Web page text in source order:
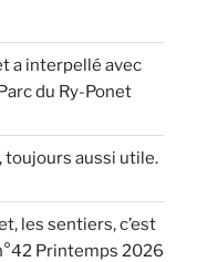
a interpellé avec
du Ry-Ponet
toujours aussi utile.
les sentiers, c’est
Printemps 2026